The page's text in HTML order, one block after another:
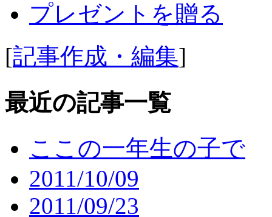
プレゼントを贈る
[記事作成・編集]
最近の記事一覧
ここの一年生の子で
2011/10/09
2011/09/23